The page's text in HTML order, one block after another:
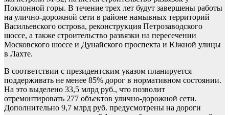
Поклонной горы. В течение трех лет будут завершены работы
на улично-дорожной сети в районе намывных территорий
Васильевского острова, реконструкция Петрозаводского
шоссе, а также строительство развязки на пересечении
Московского шоссе и Дунайского проспекта и Южной улицы
в Лахте.
В соответствии с президентским указом планируется
поддерживать не менее 85% дорог в нормативном состоянии.
На это выделено 33,5 млрд руб., что позволит
отремонтировать 277 объектов улично-дорожной сети.
Дополнительно 9,7 млрд руб. предусмотрены на дороги